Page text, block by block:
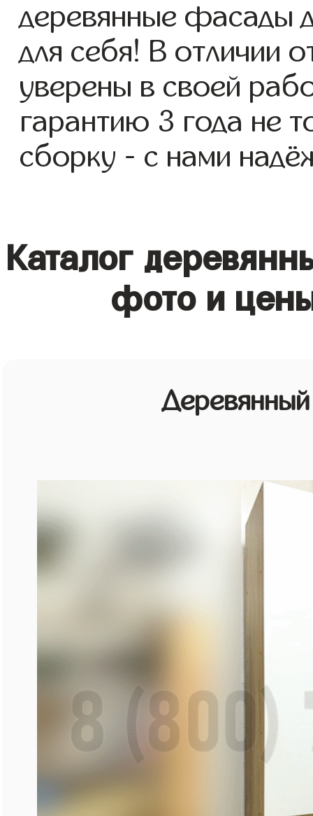
деревянные фасады
для себя! В отличии
уверены в своей
гарантию 3 года не
сборку - с нами
Каталог
фото и